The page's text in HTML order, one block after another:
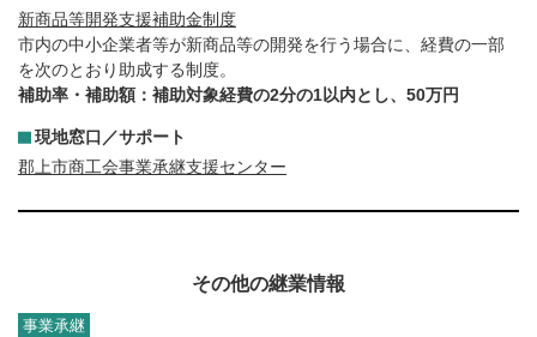
新商品等開発支援補助金制度
市内の中小企業者等が新商品等の開発を行う場合に、経費の一部
を次のとおり助成する制度。
補助率・補助額：補助対象経費の2分の1以内とし、50万円
現地窓口／サポート
郡上市商工会事業承継支援センター
その他の継業情報
事業承継